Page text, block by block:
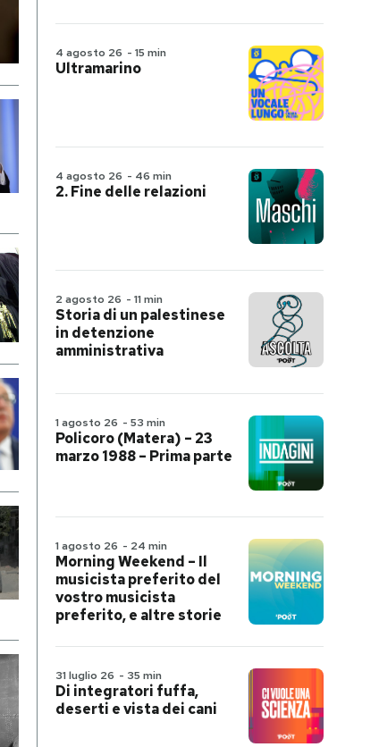
4 agosto 26 - 15 min
Ultramarino
4 agosto 26 - 46 min
2. Fine delle relazioni
2 agosto 26 - 11 min
Storia di un palestinese
in detenzione
amministrativa
1 agosto 26 - 53 min
Policoro (Matera) – 23
marzo 1988 – Prima parte
1 agosto 26 - 24 min
Morning Weekend – Il
musicista preferito del
vostro musicista
preferito, e altre storie
31 luglio 26 - 35 min
Di integratori fuffa,
deserti e vista dei cani